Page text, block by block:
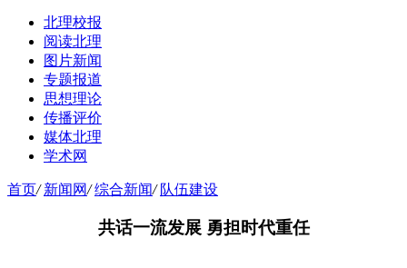
北理校报
阅读北理
图片新闻
专题报道
思想理论
传播评价
媒体北理
学术网
首页/ 新闻网/ 综合新闻/ 队伍建设
共话一流发展 勇担时代重任